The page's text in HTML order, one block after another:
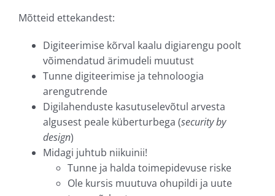
Mõtteid ettekandest:
Digiteerimise kõrval kaalu digiarengu poolt
võimendatud ärimudeli muutust
Tunne digiteerimise ja tehnoloogia
arengutrende
Digilahenduste kasutuselevõtul arvesta
algusest peale küberturbega (securityby
design)
Midagi juhtub niikuinii!
Tunne ja halda toimepidevuse riske
Ole kursis muutuva ohupildi ja uute